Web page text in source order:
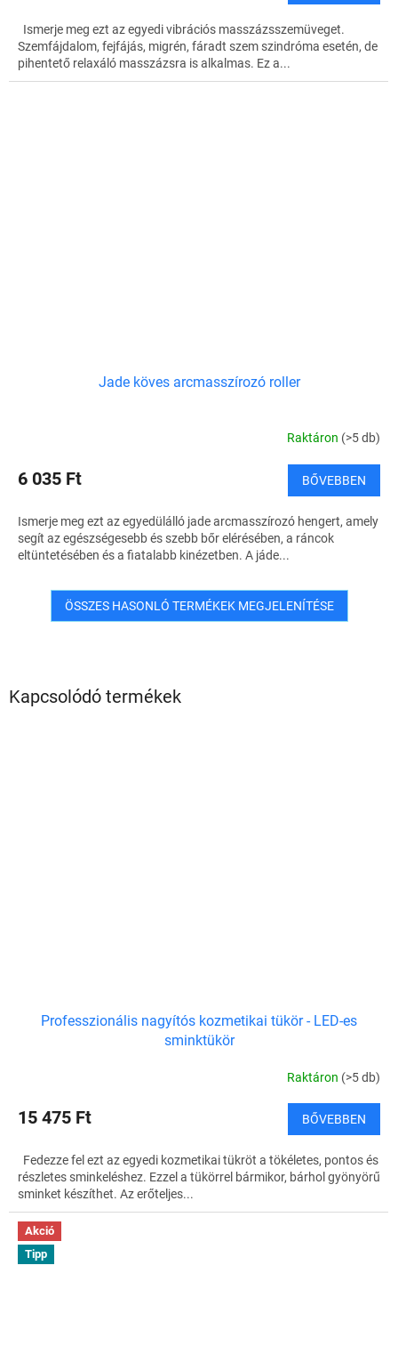
Kapcsolódó termékek
Professzionális nagyítós kozmetikai tükör - LED-es
sminktükör
Raktáron (>5 db)
15 475 Ft BŐVEBBEN
Fedezze fel ezt az egyedi kozmetikai tükröt a tökéletes, pontos és
részletes sminkeléshez. Ezzel a tükörrel bármikor, bárhol gyönyörű
sminket készíthet. Az erőteljes...
Akció
Tipp
Ismerje meg ezt az egyedi vibrációs masszázsszemüveget.
Szemfájdalom, fejfájás, migrén, fáradt szem szindróma esetén, de
pihentető relaxáló masszázsra is alkalmas. Ez a...
Jade köves arcmasszírozó roller
Raktáron (>5 db)
6 035 Ft BŐVEBBEN
Ismerje meg ezt az egyedülálló jade arcmasszírozó hengert, amely
segít az egészségesebb és szebb bőr elérésében, a ráncok
eltüntetésében és a fiatalabb kinézetben. A jáde...
ÖSSZES HASONLÓ TERMÉKEK MEGJELENÍTÉSE